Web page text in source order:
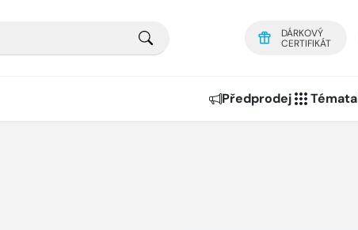
DÁRKOVÝ
CERTIFIKÁT
Předprodej Témata